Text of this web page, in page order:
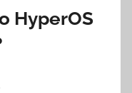
HyperOS